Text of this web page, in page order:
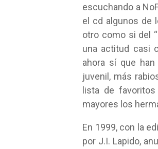
escuchando a
el cd algunos de
otro como si del
una actitud casi
ahora sí que
juvenil, más
lista de
mayores los
En 1999, con la
por J.I. Lapido,